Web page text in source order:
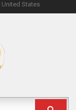
United States